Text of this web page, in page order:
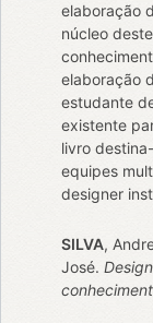
elaboração
núcleo
elaboração
estudante
existente
livro
equipes
designer
SILVA,
José.